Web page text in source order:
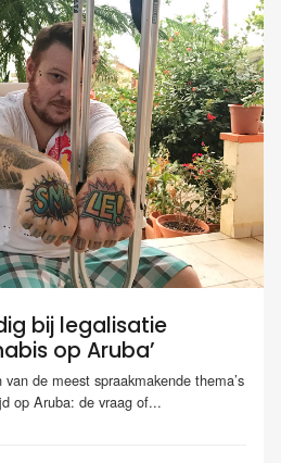
bij legalisatie
op Aruba’
de meest spraakmakende thema’s
op Aruba: de vraag of...